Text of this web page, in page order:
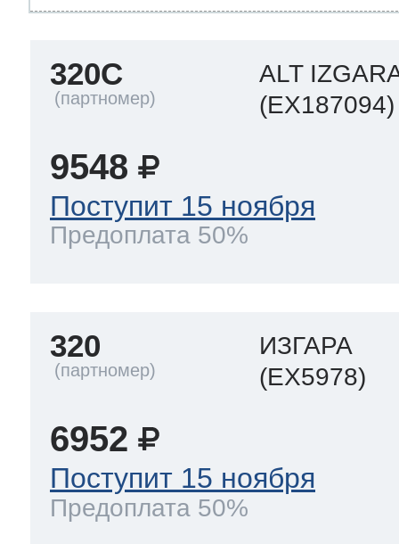
320C
ALT
(EX187094)
9548
Поступит 15 ноября
Предоплата 50%
320
ИЗГАРА
(EX5978)
6952
Поступит 15 ноября
Предоплата 50%